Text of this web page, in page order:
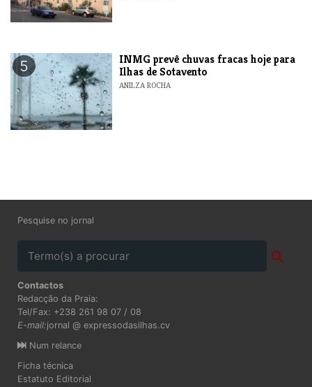
5
INMG prevê chuvas fracas hoje para
Ilhas de Sotavento
ANILZA ROCHA
Pesquise no jornal
Contactos
Redacção da Praia:
Tel/Fax: +238 261 98 07 / 08
E-mail:jornal @ expressodasilhas.cv
Num relance
Ficha técnica
Estatuto Editorial